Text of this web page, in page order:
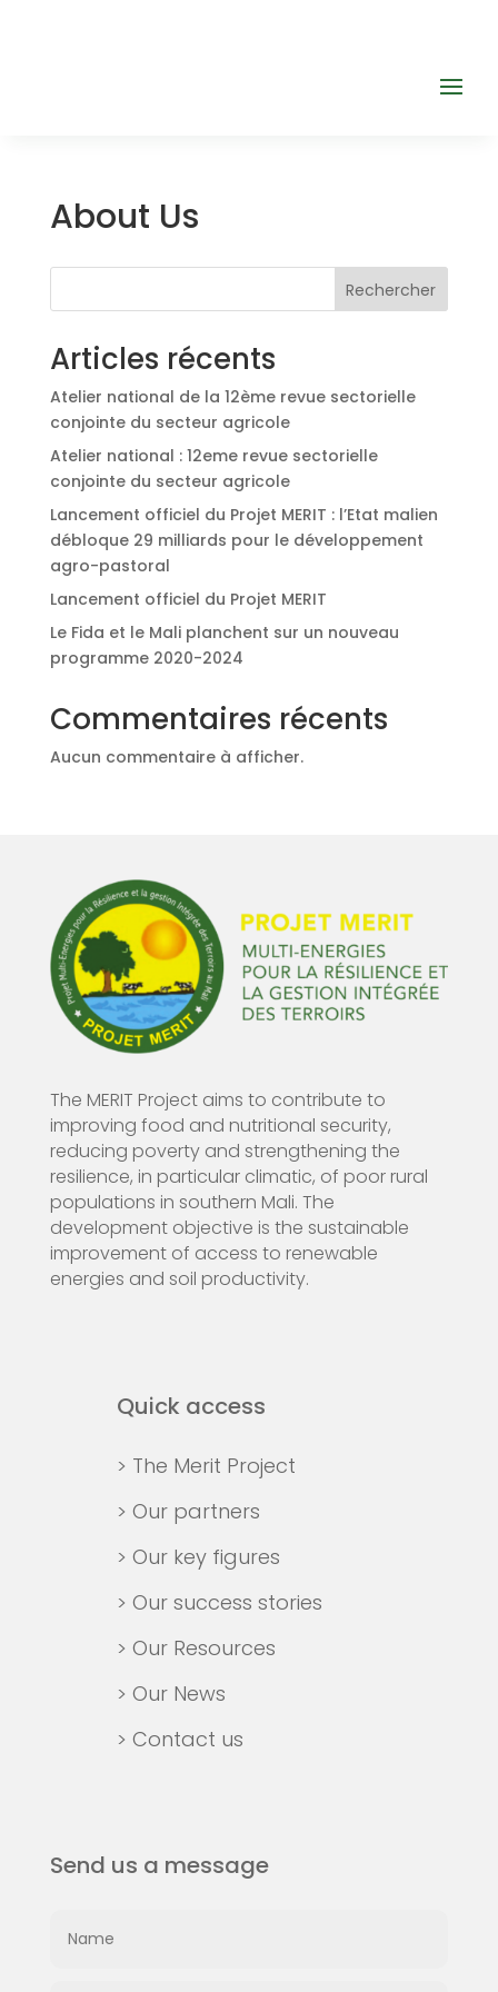
About Us
Rechercher
Articles récents
Atelier national de la 12ème revue sectorielle
conjointe du secteur agricole
Atelier national : 12eme revue sectorielle
conjointe du secteur agricole
Lancement officiel du Projet MERIT : l’Etat malien
débloque 29 milliards pour le développement
agro-pastoral
Lancement officiel du Projet MERIT
Le Fida et le Mali planchent sur un nouveau
programme 2020-2024
Commentaires récents
Aucun commentaire à afficher.
The MERIT Project aims to contribute to
improving food and nutritional security,
reducing poverty and strengthening the
resilience, in particular climatic, of poor rural
populations in southern Mali. The
development objective is the sustainable
improvement of access to renewable
energies and soil productivity.
Quick access
> The Merit Project
> Our partners
> Our key figures
> Our success stories
> Our Resources
> Our News
> Contact us
Send us a message